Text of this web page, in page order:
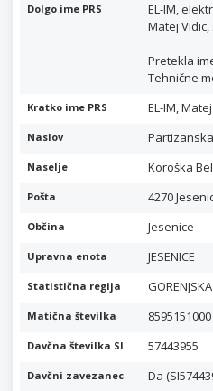
Dolgo ime PRS
EL-IM,
Matej Vidic,
Pretekla
Tehnične
Kratko ime PRS EL-IM,
Naslov
Naselje Koroška
Pošta 4270
Občina Jesenice
Upravna enota JESENICE
Statistična regija GORENJSKA
Matična številka 8595151000
Davčna številka SI 57443955
Davčni zavezanec Da